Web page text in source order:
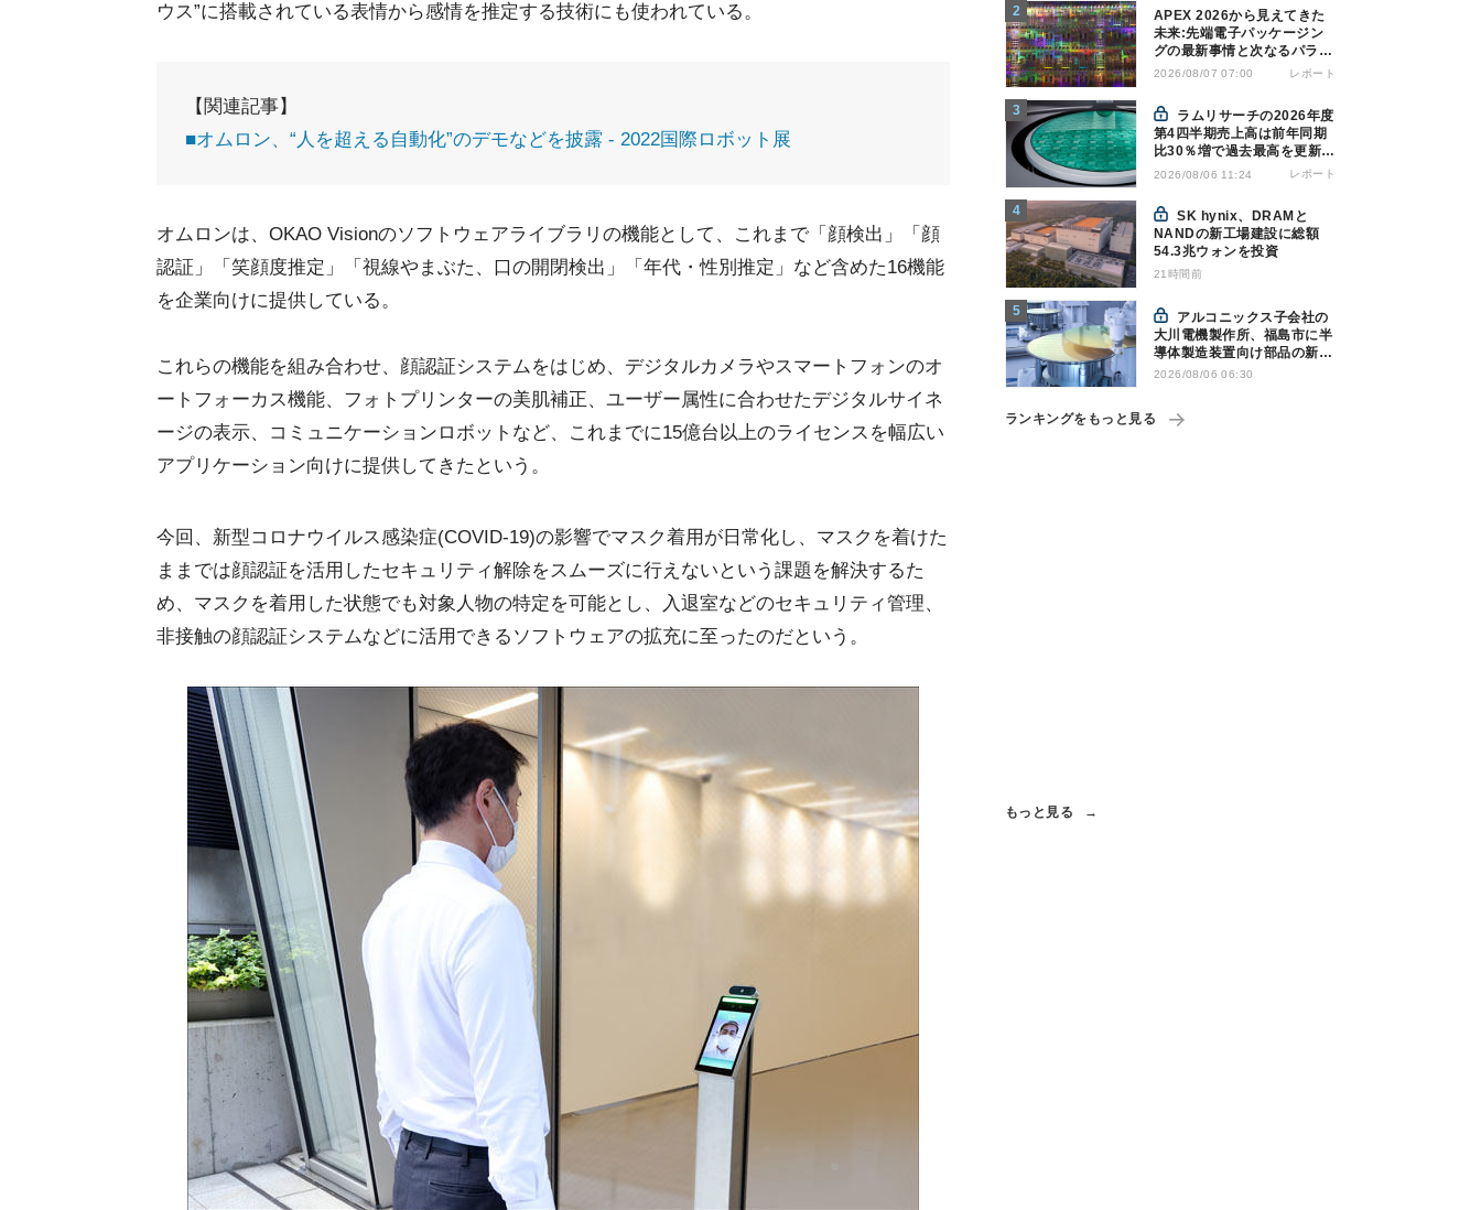
ウス”に搭載されている表情から感情を推定する技術にも使われている。
【関連記事】
■オムロン、“人を超える自動化”のデモなどを披露 - 2022国際ロボット展
オムロンは、OKAO Visionのソフトウェアライブラリの機能として、これまで「顔検出」「顔
認証」「笑顔度推定」「視線やまぶた、口の開閉検出」「年代・性別推定」など含めた16機能
を企業向けに提供している。
これらの機能を組み合わせ、顔認証システムをはじめ、デジタルカメラやスマートフォンのオ
ートフォーカス機能、フォトプリンターの美肌補正、ユーザー属性に合わせたデジタルサイネ
ージの表示、コミュニケーションロボットなど、これまでに15億台以上のライセンスを幅広い
アプリケーション向けに提供してきたという。
今回、新型コロナウイルス感染症(COVID-19)の影響でマスク着用が日常化し、マスクを着けた
ままでは顔認証を活用したセキュリティ解除をスムーズに行えないという課題を解決するた
め、マスクを着用した状態でも対象人物の特定を可能とし、入退室などのセキュリティ管理、
非接触の顔認証システムなどに活用できるソフトウェアの拡充に至ったのだという。
APEX 2026から見えてきた
未来:先端電子パッケージン
グの最新事情と次なるパラダ
イムシフト
2026/08/07 07:00 レポート
第4四半期売上高は前年同期
比30％増で過去最高を更新、
NAND関連が好調
2026/08/06 11:24 レポート
SK hynix、DRAMと
NANDの新工場建設に総額
54.3兆ウォンを投資
21時間前
大川電機製作所、福島市に半
導体製造装置向け部品の新工
場建設を決定
2026/08/06 06:30
ランキングをもっと見る
もっと見る